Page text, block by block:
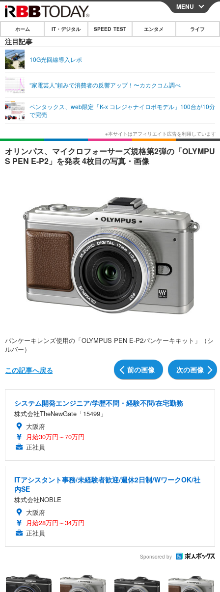
CLOSE
ホーム
IT・デジタル
ショッピング その他
エンタメ
エンタメTOP
韓国・芸能
音楽 スポーツ
ライフ
ライフTOP グルメ
ペット ショッピング
リリース一覧
プッシュ通知の停止方法
MENU
ホーム IT・デジタル SPEED TEST エンタメ ライフ
注目記事
10G光回線導入レポ
“家電芸人”頼みで消費者の反響アップ！〜カカクコム調べ
ペンタックス、web限定「K-x コレジャナイロボモデル」100台が10分
で完売
オリンパス、マイクロフォーサーズ規格第2弾の「OLYMPU
S PEN E-P2」を発表 4枚目の写真・画像
パンケーキレンズ使用の「OLYMPUS PEN E-P2パンケーキキット」（シ
ルバー）
前の画像 次の画像
この記事へ戻る
システム開発エンジニア/学歴不問・経験不問/在宅勤務
株式会社TheNewGate「15499」
大阪府
月給30万円～70万円
正社員
ITアシスタント事務/未経験者歓迎/週休2日制/WワークOK/社
内SE
株式会社NOBLE
大阪府
月給28万円～34万円
正社員
Sponsored by